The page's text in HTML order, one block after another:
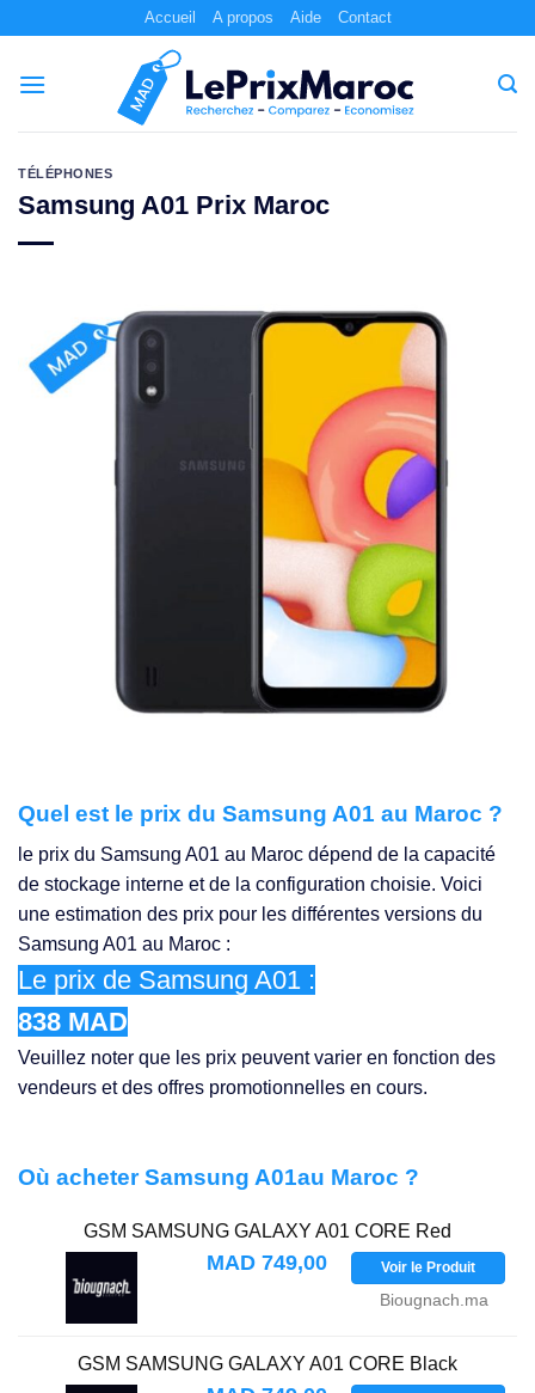
contenu
Accueil A propos Aide Contact
TÉLÉPHONES
Samsung A01 Prix Maroc
Quel est le prix du Samsung A01 au Maroc ?
le prix du Samsung A01 au Maroc dépend de la capacité
de stockage interne et de la configuration choisie. Voici
une estimation des prix pour les différentes versions du
Samsung A01 au Maroc :
Le prix de Samsung A01 :
838 MAD
Veuillez noter que les prix peuvent varier en fonction des
vendeurs et des offres promotionnelles en cours.
Où acheter Samsung A01au Maroc ?
GSM SAMSUNG GALAXY A01 CORE Red
MAD 749,00 Voir le Produit
Biougnach.ma
GSM SAMSUNG GALAXY A01 CORE Black